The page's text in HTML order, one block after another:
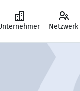
Netzwerk